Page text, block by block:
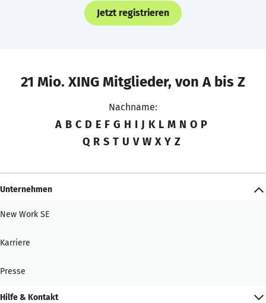
Jetzt registrieren
21 Mio. XING Mitglieder, von A bis Z
Nachname:
A B C D E F G H I J K L M N O P
Q R S T U V W X Y Z
Unternehmen
New Work SE
Karriere
Presse
Hilfe & Kontakt